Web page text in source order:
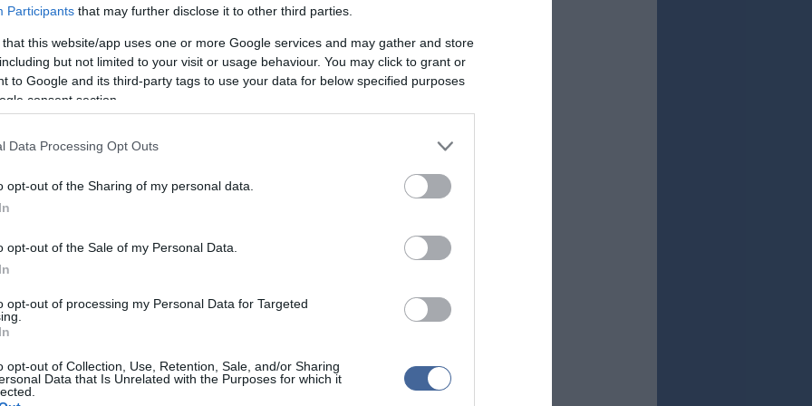
Participants that may further disclose it to other third parties.
that this website/app uses one or more Google services and may gather and store
but not limited to your visit or usage behaviour. You may click to grant or
to Google and its third-party tags to use your data for below specified purposes
consent section.
Data Processing Opt Outs
opt-out of the Sharing of my personal data.
opt-out of the Sale of my Personal Data.
opt-out of processing my Personal Data for Targeted
opt-out of Collection, Use, Retention, Sale, and/or Sharing
Data that Is Unrelated with the Purposes for which it
mint Szirmai Móni,Sárközi Anita,Bódy
Fotó: tabutv.hu
sztár is
akik egy-egy dalt is eléneklnek majd a
a készülő albumról a Tabu Tv riportjában Amanda.
aminek a háziasszonya vagyok, és ott a tizenöt
Samatha.
két transzvesztita előadó alkotja a
dolgokat képviseli jobban inkább, hiszen őt a
erotikus rendezvényekre közvetíti.